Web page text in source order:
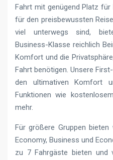
Fahrt mit genügend Platz
für den preisbewussten
viel unterwegs sind,
Business-Klasse reichlich
Komfort und die
Fahrt benötigen. Unsere
den ultimativen Komfort
Funktionen wie
mehr.
Für größere Gruppen
Economy, Business und
zu 7 Fahrgäste bieten und